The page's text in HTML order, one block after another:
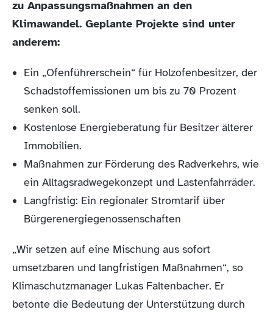
zu Anpassungsmaßnahmen an den
Klimawandel. Geplante Projekte sind unter
anderem:
Ein „Ofenführerschein“ für Holzofenbesitzer, der
Schadstoffemissionen um bis zu 70 Prozent
senken soll.
Kostenlose Energieberatung für Besitzer älterer
Immobilien.
Maßnahmen zur Förderung des Radverkehrs, wie
ein Alltagsradwegekonzept und Lastenfahrräder.
Langfristig: Ein regionaler Stromtarif über
Bürgerenergiegenossenschaften
„Wir setzen auf eine Mischung aus sofort
umsetzbaren und langfristigen Maßnahmen“, so
Klimaschutzmanager Lukas Faltenbacher. Er
betonte die Bedeutung der Unterstützung durch